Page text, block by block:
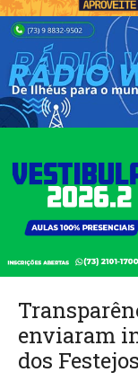
enviaram
dos